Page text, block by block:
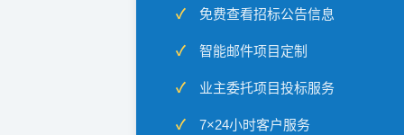
免费查看招标公告信息
智能邮件项目定制
业主委托项目投标服务
7×24小时客户服务